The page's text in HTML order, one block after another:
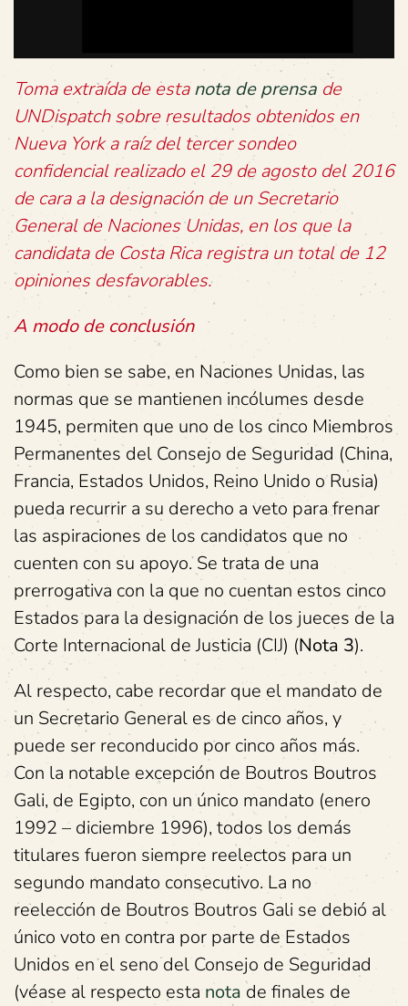
Toma extraída de estanota de prensa de
UNDispatch sobre resultados obtenidos en
Nueva York a raíz del tercer sondeo
confidencial realizado el 29 de agosto del 2016
de cara a la designación de un Secretario
General de Naciones Unidas, en los que la
candidata de Costa Rica registra un total de 12
opiniones desfavorables.
A modo de conclusión
Como bien se sabe, en Naciones Unidas, las
normas que se mantienen incólumes desde
1945, permiten que uno de los cinco Miembros
Permanentes del Consejo de Seguridad (China,
Francia, Estados Unidos, Reino Unido o Rusia)
pueda recurrir a su derecho a veto para frenar
las aspiraciones de los candidatos que no
cuenten con su apoyo. Se trata de una
prerrogativa con la que no cuentan estos cinco
Estados para la designación de los jueces de la
Corte Internacional de Justicia (CIJ) (Nota 3).
Al respecto, cabe recordar que el mandato de
un Secretario General es de cinco años, y
puede ser reconducido por cinco años más.
Con la notable excepción de Boutros Boutros
Gali, de Egipto, con un único mandato (enero
1992 – diciembre 1996), todos los demás
titulares fueron siempre reelectos para un
segundo mandato consecutivo. La no
reelección de Boutros Boutros Gali se debió al
único voto en contra por parte de Estados
Unidos en el seno del Consejo de Seguridad
(véase al respecto esta nota de finales de